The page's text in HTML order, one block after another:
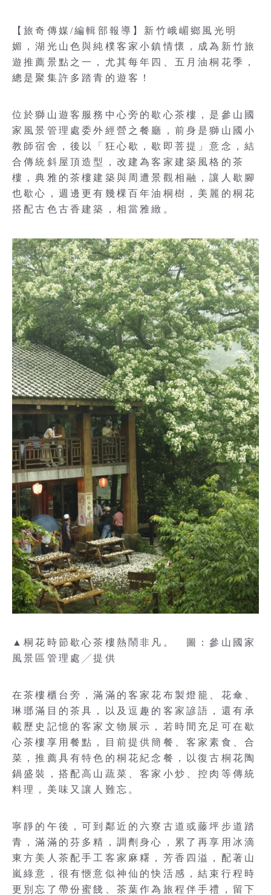
【旅奇傳媒/編輯部報導】新竹峨嵋鄉風光明
媚，湖光山色與純樸客家小鎮情懷，成為新竹旅
遊推薦景點之一，尤其每年四、五月油桐花季，
總是聚集許多踏青的遊客！
位於獅山遊客服務中心旁的歇心茶樓，是參山國
家風景管理處委外經營之餐廳，前身是獅山國小
教師宿舍，後以「狂心歇，歇即菩提」意念，結
合傳統斜屋頂造型，改建為客家建築風格的茶
樓，典雅的茶樓建築與周遭景觀相融，讓人歇腳
也歇心，週邊更有幾棵百年油桐樹，美麗的桐花
搭配古色古香建築，相當雅緻。
▲桐花時節歇心茶樓熱鬧非凡。 圖：參山國家
風景區管理處╱提供
在茶樓櫃台旁，滿滿的客家花布製燈籠、花傘、
琳瑯滿目的茶具，以及逗趣的客家諺語，還有承
載歷史記憶的客家文物展示，若時間充足可在歇
心茶樓享用餐點，目前提供簡餐、客家素食、合
菜，推薦具有特色的桐花紀念餐，以復古桐花陶
鍋盛裝，搭配高山蔬菜、客家小炒、控肉等傳統
料理，美味又讓人難忘。
寧靜的午後，可到鄰近的六寮古道或藤坪步道踏
青，滿滿的芬多精，調劑身心，累了再享用冰滴
東方美人茶配手工客家麻糬，芳香四溢，配著山
嵐綠意，很有愜意似神仙的快活感，結束行程時
更別忘了帶份蜜餞、茶葉作為旅程伴手禮，留下